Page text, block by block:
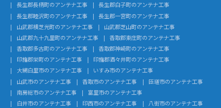
長生郡長柄町のアンテナ工事
長生郡白子町のアンテナ工事
長生郡睦沢町のアンテナ工事
長生郡一宮町のアンテナ工事
山武郡横芝光町のアンテナ工事
山武郡芝山町のアンテナ工事
山武郡九十九里町のアンテナ工事
香取郡東庄町のアンテナ工事
香取郡多古町のアンテナ工事
香取郡神崎町のアンテナ工事
印旛郡栄町のアンテナ工事
印旛郡酒々井町のアンテナ工事
大網白里市のアンテナ工事
いすみ市のアンテナ工事
山武市のアンテナ工事
香取市のアンテナ工事
匝瑳市のアンテナ工事
南房総市のアンテナ工事
富里市のアンテナ工事
白井市のアンテナ工事
印西市のアンテナ工事
八街市のアンテナ工事